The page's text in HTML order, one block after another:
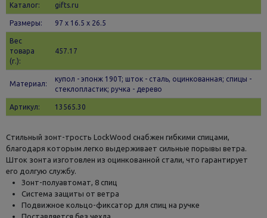
Каталог: gifts.ru
Размеры: 97 х 16.5 x 26.5
Вес
товара
(г.):
457.17
Материал:
купол - эпонж 190T; шток - сталь, оцинкованная; спицы -
стеклопластик; ручка - дерево
Артикул: 13565.30
Стильный зонт-трость LockWood снабжен гибкими спицами,
благодаря которым легко выдерживает сильные порывы ветра.
Шток зонта изготовлен из оцинкованной стали, что гарантирует
его долгую службу.
Зонт-полуавтомат, 8 спиц
Система защиты от ветра
Подвижное кольцо-фиксатор для спиц на ручке
Поставляется без чехла